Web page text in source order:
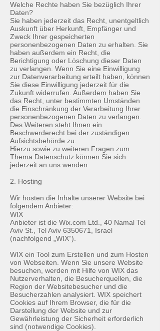
Welche Rechte haben Sie bezüglich Ihrer
Daten?
Sie haben jederzeit das Recht, unentgeltlich
Auskunft über Herkunft, Empfänger und
Zweck Ihrer gespeicherten
personenbezogenen Daten zu erhalten. Sie
haben außerdem ein Recht, die
Berichtigung oder Löschung dieser Daten
zu verlangen. Wenn Sie eine Einwilligung
zur Datenverarbeitung erteilt haben, können
Sie diese Einwilligung jederzeit für die
Zukunft widerrufen. Außerdem haben Sie
das Recht, unter bestimmten Umständen
die Einschränkung der Verarbeitung Ihrer
personenbezogenen Daten zu verlangen.
Des Weiteren steht Ihnen ein
Beschwerderecht bei der zuständigen
Aufsichtsbehörde zu.
Hierzu sowie zu weiteren Fragen zum
Thema Datenschutz können Sie sich
jederzeit an uns wenden.
2. Hosting
Wir hosten die Inhalte unserer Website bei
folgendem Anbieter:
WIX
Anbieter ist die Wix.com Ltd., 40 Namal Tel
Aviv St., Tel Aviv 6350671
, Israel
(nachfolgend „WIX“).
WIX ein Tool zum Erstellen und zum Hosten
von Webseiten. Wenn Sie unsere Website
besuchen, werden mit Hilfe von WIX das
Nutzerverhalten, die Besucherquellen, die
Region der Websitebesucher und die
Besucherzahlen analysiert. WIX speichert
Cookies auf Ihrem Browser, die für die
Darstellung der Website und zur
Gewährleistung der Sicherheit erforderlich
sind (notwendige Cookies).